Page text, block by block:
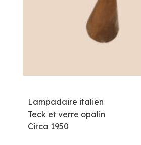
Lampadaire italien
Teck et verre opalin
Circa 1950